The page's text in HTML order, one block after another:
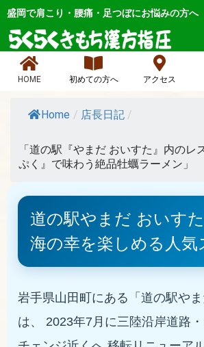
内
を
盛岡で肩こり・腰痛・足つぼにお悩みの方へ
HOME 初めての方へ アクセス
Home / 店長日記 /
「道の駅『やまだ おいすた』内のレ
ぷく』で味わう絶品牡蠣ラーメン」
道の駅やまだ おいす
海の幸を楽しめる人気
岩手県山田町にある「道の駅やま
は、 2023年7月に三陸沿岸道路